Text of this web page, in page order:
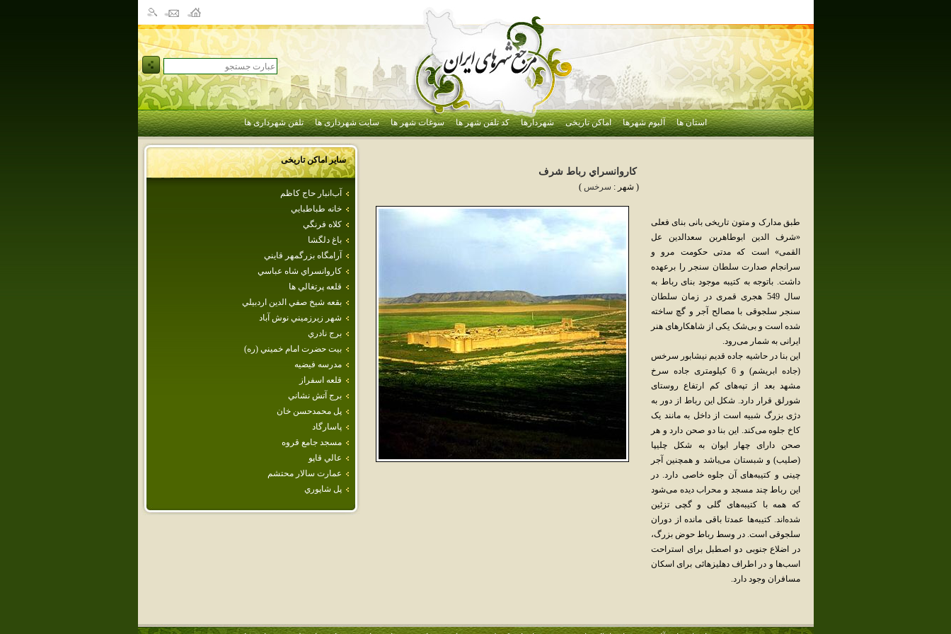
استان ها آلبوم شهرها اماکن تاریخی شهردارها کد تلفن شهر ها سوغات شهر ها سایت شهرداری ها تلفن شهرداری ها
سایر اماکن تاریخی
آب‌انبار حاج كاظم
خانه طباطبايي
كلاه فرنگي
باغ دلگشا
آرامگاه بزرگمهر قايني
كاروانسراي شاه عباسي
قلعه پرتغالي ها
بقعه شيخ صفي الدين اردبيلي
شهر زيرزميني نوش آباد
برج نادري
بيت‌ حضرت‌ امام‌ خميني‌ (ره‌)
مدرسه‌ فيضيه‌
قلعه اسفراز
برج آتش نشاني
پل محمدحسن خان
پاسارگاد
مسجد جامع قروه
عالي قاپو
عمارت‌ سالار محتشم‌
پل‌ شاپوري‌
كاروانسراي رباط شرف
( شهر : سرخس )
طبق مدارک و متون تاریخی بانی بنای فعلی
«شرف الدین ابوطاهربن سعدالدین عل
القمی» است که مدتی حکومت مرو و
سرانجام صدارت سلطان سنجر را برعهده
داشت. باتوجه به کتیبه موجود بنای رباط به
سال 549 هجری قمری در زمان سلطان
سنجر سلجوقی با مصالح آجر و گچ ساخته
شده ‌است و بی‌شک یکی از شاهکارهای هنر
ایرانی به شمار می‌رود.
این بنا در حاشیه جاده قدیم نیشابور سرخس
(جاده ابریشم) و 6 کیلومتری جاده سرخ
مشهد بعد از تپه‌های کم ارتفاع روستای
شورلق قرار دارد. شکل این رباط از دور به
دژی بزرگ شبیه‌ است از داخل به مانند یک
کاخ جلوه می‌کند. این بنا دو صحن دارد و هر
صحن دارای چهار ایوان به شکل چلیپا
(صلیب) و شبستان می‌باشد و همچنین آجر
چینی و کتیبه‌های آن جلوه خاصی دارد. در
این رباط چند مسجد و محراب دیده می‌شود
که همه با کتیبه‌های گلی و گچی تزئین
شده‌اند. کتیبه‌ها عمدتا باقی مانده از دوران
سلجوقی است. در وسط رباط حوض بزرگ،
در اضلاع جنوبی دو اصطبل برای استراحت
اسب‌ها و در اطراف دهلیزهائی برای اسکان
مسافران وجود دارد.